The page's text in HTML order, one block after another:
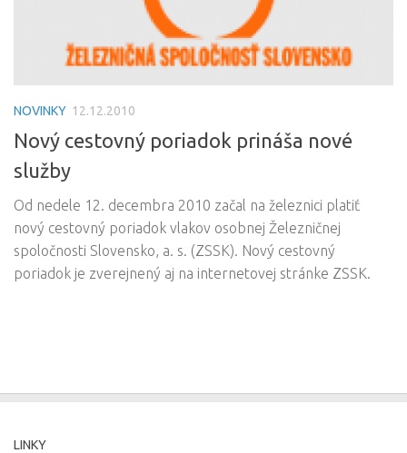
NOVINKY 12.12.2010
Nový cestovný poriadok prináša nové
služby
Od nedele 12. decembra 2010 začal na železnici platiť
nový cestovný poriadok vlakov osobnej Železničnej
spoločnosti Slovensko, a. s. (ZSSK). Nový cestovný
poriadok je zverejnený aj na internetovej stránke ZSSK.
LINKY